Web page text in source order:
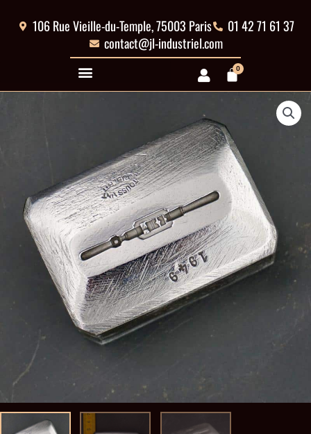
106 Rue Vieille-du-Temple, 75003 Paris
01 42 71 61 37
contact@jl-industriel.com
0
Panier